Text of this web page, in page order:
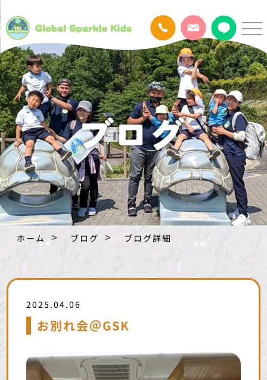
ホーム ブログ ブログ詳細
2025.04.06
お別れ会＠GSK